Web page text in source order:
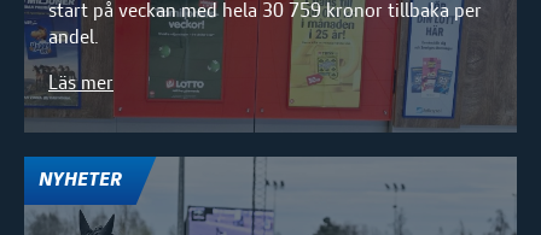
start på veckan med hela 30 759 kronor tillbaka per
andel.
Läs mer
NYHETER